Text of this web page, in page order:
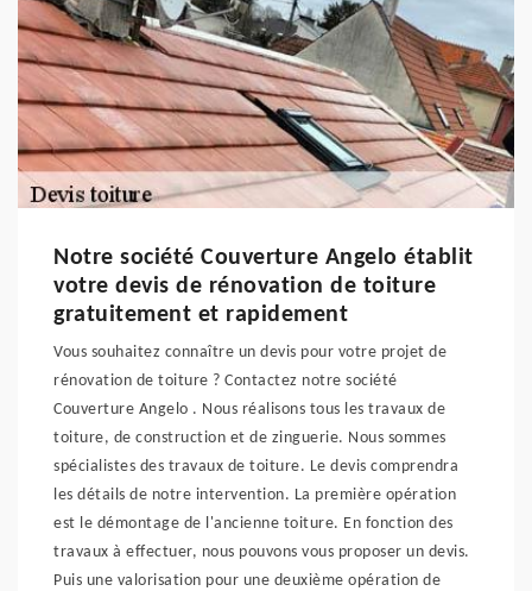
Notre société Couverture Angelo établit
votre devis de rénovation de toiture
gratuitement et rapidement
Vous souhaitez connaître un devis pour votre projet de
rénovation de toiture ? Contactez notre société
Couverture Angelo . Nous réalisons tous les travaux de
toiture, de construction et de zinguerie. Nous sommes
spécialistes des travaux de toiture. Le devis comprendra
les détails de notre intervention. La première opération
est le démontage de l'ancienne toiture. En fonction des
travaux à effectuer, nous pouvons vous proposer un devis.
Puis une valorisation pour une deuxième opération de